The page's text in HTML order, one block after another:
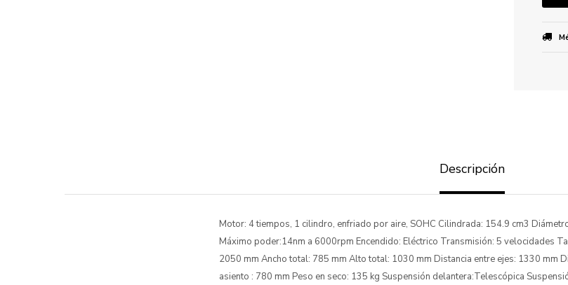
Descripción
Motor: 4 tiempos, 1 cilindro, enfriado por aire, SOHC Cilindrada: 154.9 cm3
Máximo poder:14nm a 6000rpm Encendido: Eléctrico Transmisión: 5 velocidades
2050 mm Ancho total: 785 mm Alto total: 1030 mm Distancia entre ejes: 1330 mm
asiento : 780 mm Peso en seco: 135 kg Suspensión delantera:Telescópica